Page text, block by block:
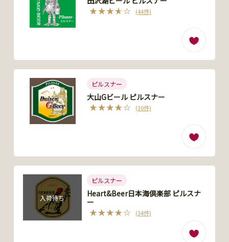
(44件)
ピルスナー
大山Gビール ピルスナー
(30件)
入荷待ち
ピルスナー
Heart&Beer日本海倶楽部 ピルスナ
ー
(34件)